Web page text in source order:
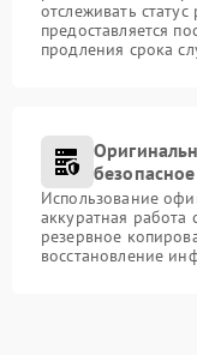
отслеживать
предоставляется
продления срока
Использование
аккуратная работа
резервное
восстановление